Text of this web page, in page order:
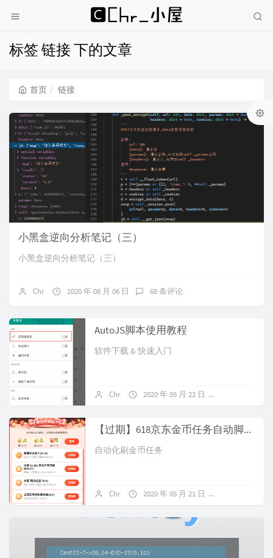
标签 链接 下的文章
首页 链接
小黑盒逆向分析笔记（三）
小黑盒逆向分析笔记（三）
Chr 2020 年 08 月 06 日 68 条评论
AutoJS脚本使用教程
软件下载 & 快速入门
Chr 2020 年 05 月 22 日
【过期】618京东金币任务自动脚本【2.3】
自动化刷金币任务
Chr 2020 年 05 月 21 日